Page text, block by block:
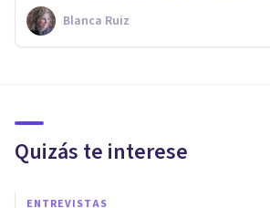
Blanca Ruiz
Quizás te interese
ENTREVISTAS